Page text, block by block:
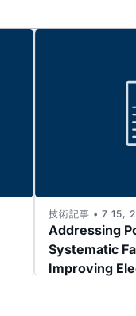
Addressing
Systematic
Improving
技術記事 • 7 15,